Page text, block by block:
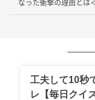
しかし義母が私
ようにと命じら
人では到底こな
なった衝撃の理由とは
工夫して10秒
レ【毎日クイズ